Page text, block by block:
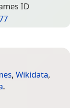
ID
, Wikidata,
.